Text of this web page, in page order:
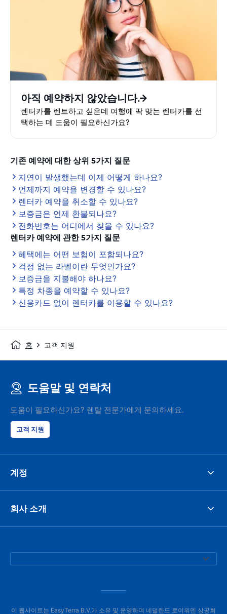
아직 예약하지 않았습니다.
렌터카를 렌트하고 싶은데 여행에 딱 맞는 렌터카를 선
택하는 데 도움이 필요하신가요?
기존 예약에 대한 상위 5가지 질문
지연이 발생했는데 이제 어떻게 하나요?
언제까지 예약을 변경할 수 있나요?
렌터카 예약을 취소할 수 있나요?
보증금은 언제 환불되나요?
전화번호는 어디에서 찾을 수 있나요?
렌터카 예약에 관한 5가지 질문
혜택에는 어떤 보험이 포함되나요?
걱정 없는 라벨이란 무엇인가요?
보증금을 지불해야 하나요?
특정 차종을 예약할 수 있나요?
신용카드 없이 렌터카를 이용할 수 있나요?
홈 고객 지원
도움말 및 연락처
도움이 필요하신가요? 렌탈 전문가에게 문의하세요.
고객 지원
계정
회사 소개
이 웹사이트는 EasyTerra B.V.가 소유 및 운영하며 네덜란드 로이워덴 상공회